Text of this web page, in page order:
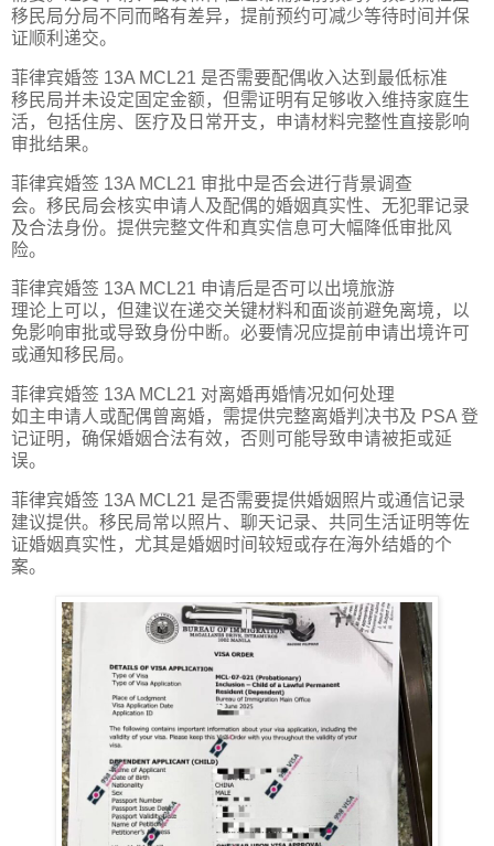
移民局分局不同而略有差异，提前预约可减少等待时间并保
证顺利递交。
菲律宾婚签 13A MCL21 是否需要配偶收入达到最低标准
移民局并未设定固定金额，但需证明有足够收入维持家庭生
活，包括住房、医疗及日常开支，申请材料完整性直接影响
审批结果。
菲律宾婚签 13A MCL21 审批中是否会进行背景调查
会。移民局会核实申请人及配偶的婚姻真实性、无犯罪记录
及合法身份。提供完整文件和真实信息可大幅降低审批风
险。
菲律宾婚签 13A MCL21 申请后是否可以出境旅游
理论上可以，但建议在递交关键材料和面谈前避免离境，以
免影响审批或导致身份中断。必要情况应提前申请出境许可
或通知移民局。
菲律宾婚签 13A MCL21 对离婚再婚情况如何处理
如主申请人或配偶曾离婚，需提供完整离婚判决书及 PSA 登
记证明，确保婚姻合法有效，否则可能导致申请被拒或延
误。
菲律宾婚签 13A MCL21 是否需要提供婚姻照片或通信记录
建议提供。移民局常以照片、聊天记录、共同生活证明等佐
证婚姻真实性，尤其是婚姻时间较短或存在海外结婚的个
案。